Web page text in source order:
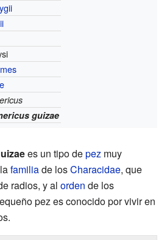
guizae
es un tipo depez muy
familiade losCharacidae, que
radios, y al orden de los
pez es conocido por vivir en